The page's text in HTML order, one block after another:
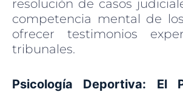
resolución de casos
competencia mental de
ofrecer testimonios
tribunales.
Psicología Deportiva: El